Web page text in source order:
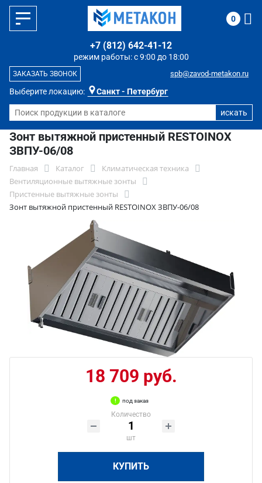
Выберите локацию: Санкт - Петербург
режим работы: с 9:00 до 18:00
+7 (812) 642-41-12
spb@zavod-metakon.ru
ЗАКАЗАТЬ ЗВОНОК
0
Зонт вытяжной пристенный RESTOINOX
ЗВПУ-06/08
Главная Каталог
Климатическая техника
Вентиляционные вытяжные зонты
Пристенные вытяжные зонты
Зонт вытяжной пристенный RESTOINOX ЗВПУ-06/08
18 709 руб.
под заказ
Количество
шт
КУПИТЬ